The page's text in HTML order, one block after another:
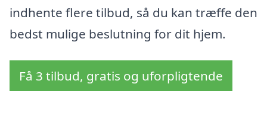
indhente flere tilbud, så du kan træffe den
bedst mulige beslutning for dit hjem.
Få 3 tilbud, gratis og uforpligtende